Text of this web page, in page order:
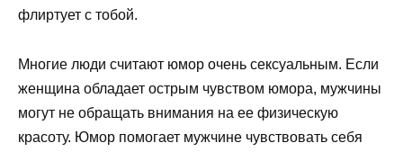
флиртует с тобой.
Многие люди считают юмор очень сексуальным. Если
женщина обладает острым чувством юмора, мужчины
могут не обращать внимания на ее физическую
красоту. Юмор помогает мужчине чувствовать себя